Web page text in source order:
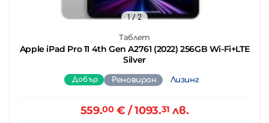
Таблет
Apple iPad Pro 11 4th Gen A2761 (2022) 256GB Wi-Fi+LTE
Silver
1/ 2
Добър Реновиран Лизинг
559.00€ / 1093.31 лв.